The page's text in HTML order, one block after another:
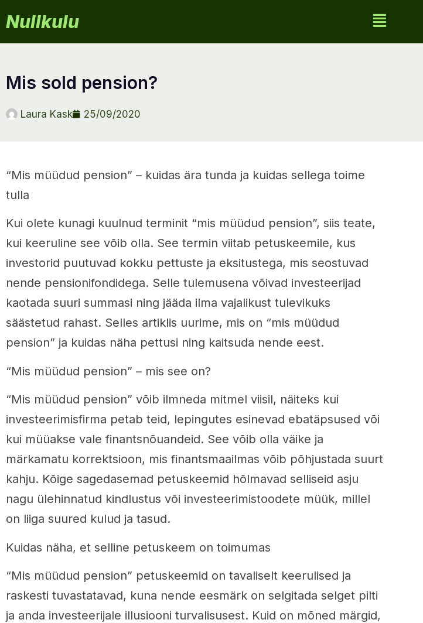
Nullkulu
mis sold pension?
Laura Kask 25/09/2020
“Mis müüdud pension” – kuidas ära tunda ja kuidas sellega toime
tulla
Kui olete kunagi kuulnud terminit “mis müüdud pension”, siis teate,
kui keeruline see võib olla. See termin viitab petuskeemile, kus
investorid puutuvad kokku pettuste ja eksitustega, mis seostuvad
nende pensionifondidega. Selle tulemusena võivad investeerijad
kaotada suuri summasi ning jääda ilma vajalikust tulevikuks
säästetud rahast. Selles artiklis uurime, mis on “mis müüdud
pension” ja kuidas näha pettusi ning kaitsuda nende eest.
“Mis müüdud pension” – mis see on?
“Mis müüdud pension” võib ilmneda mitmel viisil, näiteks kui
investeerimisfirma petab teid, lepingutes esinevad ebatäpsused või
kui müüakse vale finantsnõuandeid. See võib olla väike ja
märkamatu korrektsioon, mis finantsmaailmas võib põhjustada suurt
kahju. Kõige sagedasemad petuskeemid hõlmavad selliseid asju
nagu ülehinnatud kindlustus või investeerimistoodete müük, millel
on liiga suured kulud ja tasud.
Kuidas näha, et selline petuskeem on toimumas
“Mis müüdud pension” petuskeemid on tavaliselt keerulised ja
raskesti tuvastatavad, kuna nende eesmärk on selgitada selget pilti
ja anda investeerijale illusiooni turvalisusest. Kuid on mõned märgid,